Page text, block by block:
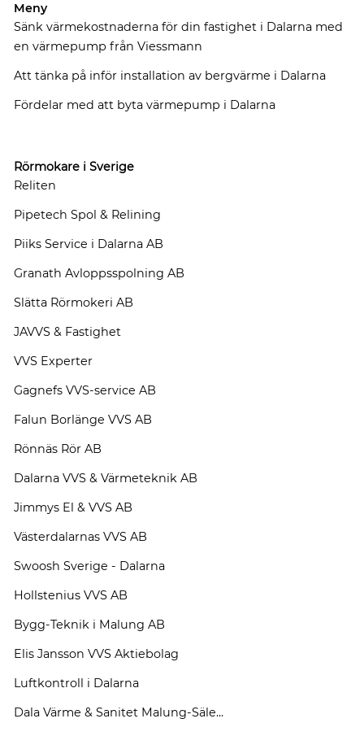
Meny
Sänk värmekostnaderna för din fastighet i Dalarna med
en värmepump från Viessmann
Att tänka på inför installation av bergvärme i Dalarna
Fördelar med att byta värmepump i Dalarna
Rörmokare i Sverige
Reliten
Pipetech Spol & Relining
Piiks Service i Dalarna AB
Granath Avloppsspolning AB
Slätta Rörmokeri AB
JAVVS & Fastighet
VVS Experter
Gagnefs VVS-service AB
Falun Borlänge VVS AB
Rönnäs Rör AB
Dalarna VVS & Värmeteknik AB
Jimmys El & VVS AB
Västerdalarnas VVS AB
Swoosh Sverige - Dalarna
Hollstenius VVS AB
Bygg-Teknik i Malung AB
Elis Jansson VVS Aktiebolag
Luftkontroll i Dalarna
Dala Värme & Sanitet Malung-Säle...